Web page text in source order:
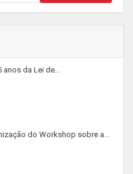
da Lei de...
do Workshop sobre a...